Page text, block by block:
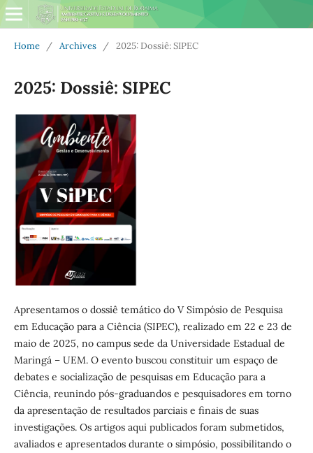
Home / Archives / 2025: Dossiê: SIPEC
2025: Dossiê: SIPEC
Apresentamos o dossiê temático do V Simpósio de Pesquisa
em Educação para a Ciência (SIPEC), realizado em 22 e 23 de
maio de 2025, no campus sede da Universidade Estadual de
Maringá – UEM. O evento buscou constituir um espaço de
debates e socialização de pesquisas em Educação para a
Ciência, reunindo pós-graduandos e pesquisadores em torno
da apresentação de resultados parciais e finais de suas
investigações. Os artigos aqui publicados foram submetidos,
avaliados e apresentados durante o simpósio, possibilitando o